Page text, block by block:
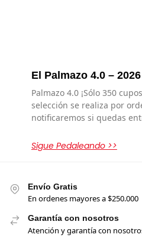
El Palmazo 4.0 – 2026
Palmazo 4.0 ¡Sólo 350
selección se realiza por
notificaremos si quedas
Sigue Pedaleando >>
Envío Gratis
En ordenes mayores a $250.000
Garantía con nosotros
Atención y garantía con